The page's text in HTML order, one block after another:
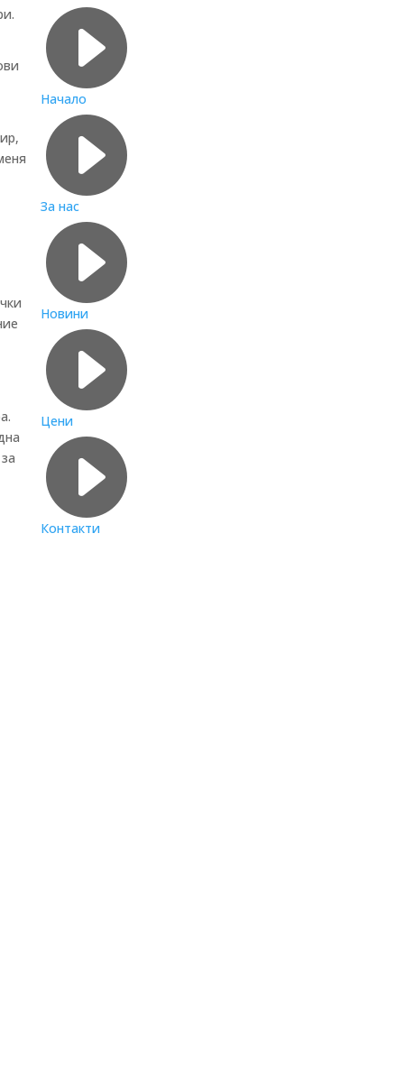

Начало

За нас

Новини

Цени

Контакти